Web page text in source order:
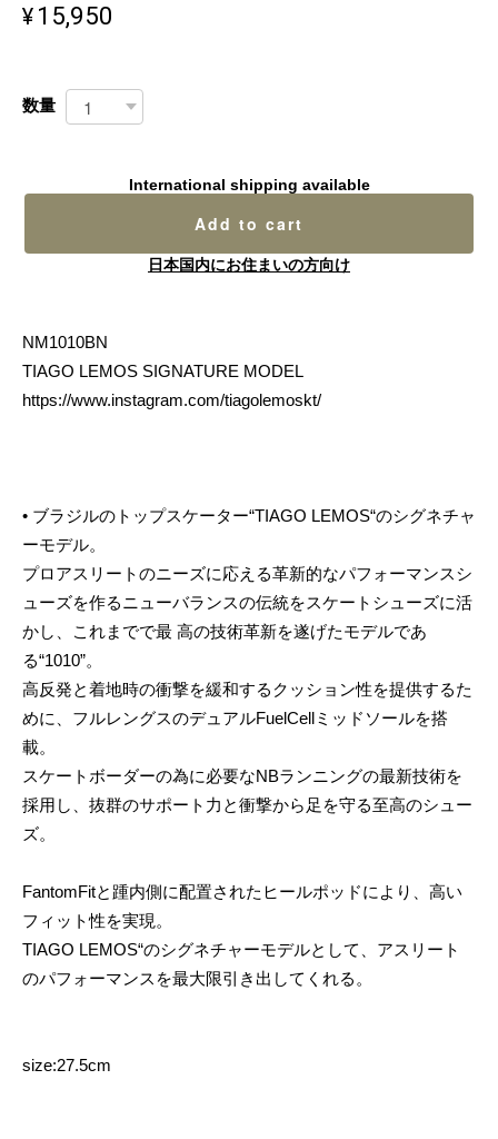
¥15,950
数量
International shipping available
Add to cart
日本国内にお住まいの方向け
NM1010BN
TIAGO LEMOS SIGNATURE MODEL
https://www.instagram.com/tiagolemoskt/
• ブラジルのトップスケーター“TIAGO LEMOS“のシグネチャ
ーモデル。
プロアスリートのニーズに応える革新的なパフォーマンスシ
ューズを作るニューバランスの伝統をスケートシューズに活
かし、これまでで最 高の技術革新を遂げたモデルであ
る“1010”。
高反発と着地時の衝撃を緩和するクッション性を提供するた
めに、フルレングスのデュアルFuelCellミッドソールを搭
載。
スケートボーダーの為に必要なNBランニングの最新技術を
採用し、抜群のサポート力と衝撃から足を守る至高のシュー
ズ。
FantomFitと踵内側に配置されたヒールポッドにより、高い
フィット性を実現。
TIAGO LEMOS“のシグネチャーモデルとして、アスリート
のパフォーマンスを最大限引き出してくれる。
size:27.5cm